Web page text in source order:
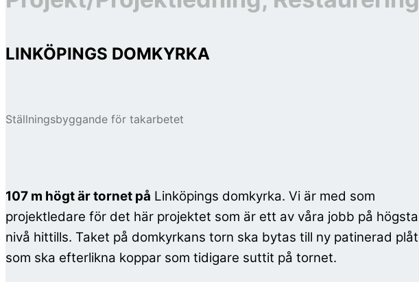
LINKÖPINGS DOMKYRKA
Ställningsbyggande för takarbetet
107 m högt är tornet på Linköpings domkyrka. Vi är med som
projektledare för det här projektet som är ett av våra jobb på högsta
nivå hittills. Taket på domkyrkans torn ska bytas till ny patinerad plåt
som ska efterlikna koppar som tidigare suttit på tornet.